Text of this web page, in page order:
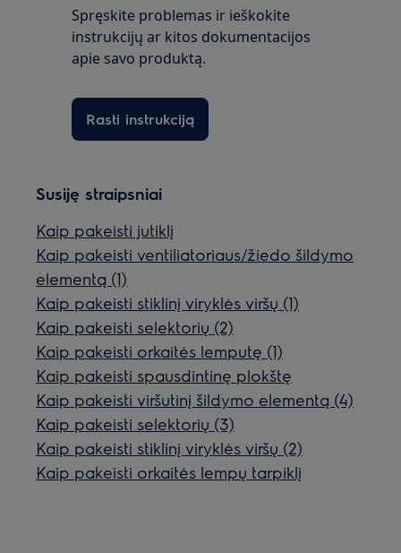
Spręskite problemas ir ieškokite
instrukcijų ar kitos dokumentacijos
apie savo produktą.
Rasti instrukciją
Susiję straipsniai
Kaip pakeisti jutiklį
Kaip pakeisti ventiliatoriaus/žiedo šildymo
elementą (1)
Kaip pakeisti stiklinį viryklės viršų (1)
Kaip pakeisti selektorių (2)
Kaip pakeisti orkaitės lemputę (1)
Kaip pakeisti spausdintinę plokštę
Kaip pakeisti viršutinį šildymo elementą (4)
Kaip pakeisti selektorių (3)
Kaip pakeisti stiklinį viryklės viršų (2)
Kaip pakeisti orkaitės lempų tarpiklį